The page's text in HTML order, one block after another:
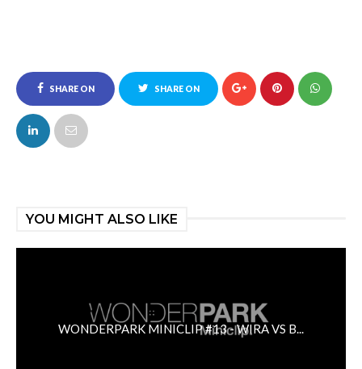
SHARE ON
FACEBOOK
SHARE ON
YOU MIGHT ALSO LIKE
WONDERPARK MINICLIP #13 - WIRA VS B...